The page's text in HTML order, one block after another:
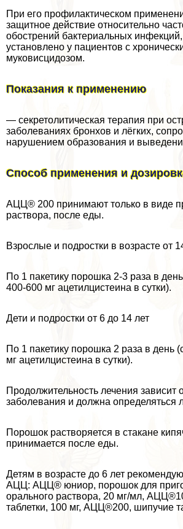
При его профилактическом
защитное действие относительно
обострений бактериальных
установлено у пациентов с
муковисцидозом.
Показания к применению
— секретолитическая терапия при
заболеваниях бронхов и лёгких,
нарушением образования и
Способ применения и
AЦЦ® 200 принимают только в виде
раствора, после еды.
Взрослые и подростки в возрасте от
По 1 пакетику порошка 2-3 раза в день
400-600 мг ацетилцистеина в сутки).
Дети и подростки от 6 до 14 лет
По 1 пакетику порошка 2 раза в день
мг ацетилцистеина в сутки).
Продолжительность лечения зависит
заболевания и должна определяться
Порошок растворяется в стакане
принимается после еды.
Детям в возрасте до 6 лет
АЦЦ: АЦЦ® юниор, порошок для
opaльного раствора, 20 мг/мл,
таблетки, 100 мг, АЦЦ®200, шипучие